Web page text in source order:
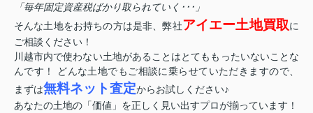
「毎年固定資産税ばかり取られていく･･･」
そんな土地をお持ちの方は是非、弊社アイエー土地買取に
ご相談ください！
川越市内で使わない土地があることはとてももったいないことな
んです！ どんな土地でもご相談に乗らせていただきますので、
まずは無料ネット査定からお試しください♪
あなたの土地の「価値」を正しく見い出すプロが揃っています！